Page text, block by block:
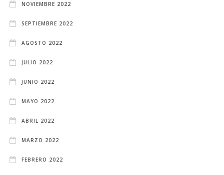
NOVIEMBRE 2022
SEPTIEMBRE 2022
AGOSTO 2022
JULIO 2022
JUNIO 2022
MAYO 2022
ABRIL 2022
MARZO 2022
FEBRERO 2022